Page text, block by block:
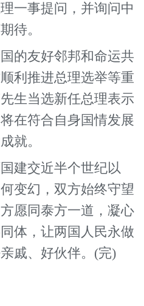
一事提问，并询问中
待。
友好邻邦和命运共
利推进总理选举等重
生当选新任总理表示
在符合自身国情发展
就。
交近半个世纪以
变幻，双方始终守望
愿同泰方一道，凝心
体，让两国人民永做
戚、好伙伴。(完)